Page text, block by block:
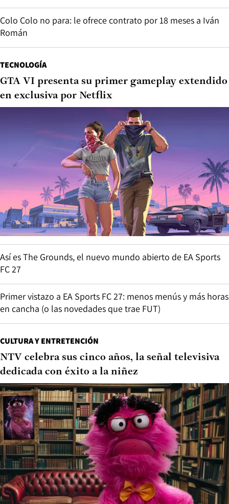
Colo Colo no para: le ofrece contrato por 18 meses a Iván
Román
TECNOLOGÍA
GTA VI presenta su primer gameplay extendido
en exclusiva por Netflix
Así es The Grounds, el nuevo mundo abierto de EA Sports
FC 27
Primer vistazo a EA Sports FC 27: menos menús y más horas
en cancha (o las novedades que trae FUT)
CULTURA Y ENTRETENCIÓN
NTV celebra sus cinco años, la señal televisiva
dedicada con éxito a la niñez